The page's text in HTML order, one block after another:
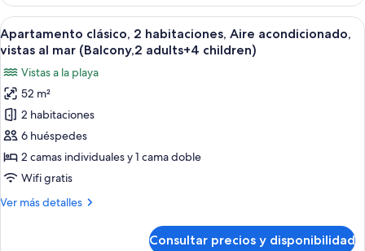
mar
(Balcony,2
adults+3
children)
habitaciones,
Aire
vistas
al
mar
(Balcony,2
adults+3
Abrir
todas
fotos
de
Apartamento
clásico,
2
habitaciones,
acondicionado,
Caja fuerte, wifi gratis, ropa de cama
22
Apartamento clásico, 2 habitaciones, Aire acondicionado,
vistas al mar (Balcony,2 adults+4 children)
Vistas a la playa
52 m²
2 habitaciones
6 huéspedes
2 camas individuales y 1 cama doble
Wifi gratis
Ver más detalles
Más
Consultar precios y disponibilidad